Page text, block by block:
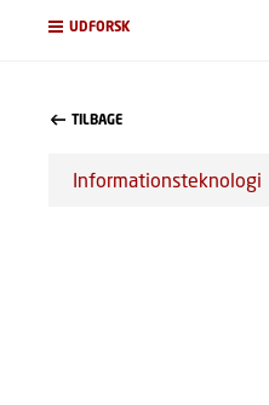
UDFORSK
TILBAGE
Informationsteknologi